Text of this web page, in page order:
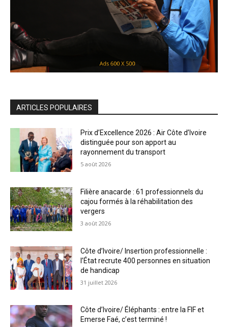
ARTICLES POPULAIRES
Prix d’Excellence 2026 : Air Côte d’Ivoire
distinguée pour son apport au
rayonnement du transport
5 août 2026
Filière anacarde : 61 professionnels du
cajou formés à la réhabilitation des
vergers
3 août 2026
Côte d’Ivoire/ Insertion professionnelle :
l’État recrute 400 personnes en situation
de handicap
31 juillet 2026
Côte d’Ivoire/ Éléphants : entre la FIF et
Emerse Faé, c’est terminé !